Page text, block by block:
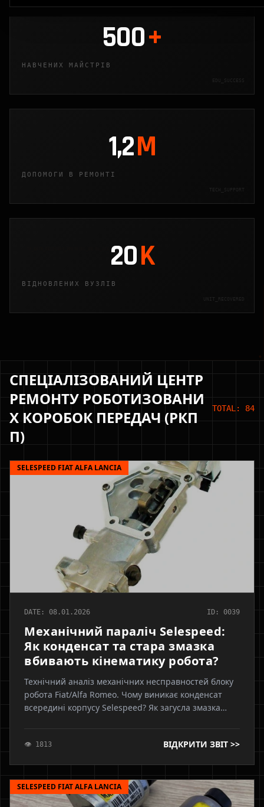
TX_DATA_RECOVERY_PROTOCOL_88.04_ACK_LOADED
500+
НАВЧЕНИХ МАЙСТРІВ
EDU_SUCCESS
1,2M
ДОПОМОГИ В РЕМОНТІ
TECH_SUPPORT
20K
ВІДНОВЛЕНИХ ВУЗЛІВ
UNIT_RECOVERED
СПЕЦІАЛІЗОВАНИЙ ЦЕНТР
РЕМОНТУ РОБОТИЗОВАНИ
Х КОРОБОК ПЕРЕДАЧ (РКП
П)
TOTAL: 84
SELESPEED FIAT ALFA LANCIA
DATE: 08.01.2026 ID: 0039
Механічний параліч Selespeed:
Як конденсат та стара змазка
вбивають кінематику робота?
Технічний аналіз механічних несправностей блоку
робота Fiat/Alfa Romeo. Чому виникає конденсат
всередині корпусу Selespeed? Як загусла змазка
помилки позиціонування. Процедура ребілду
👁 1813 ВІДКРИТИ ЗВІТ >>
SELESPEED FIAT ALFA LANCIA